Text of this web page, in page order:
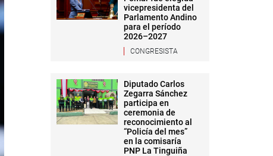
vicepresidenta del
Parlamento Andino
para el período
2026–2027
CONGRESISTA
Diputado Carlos
Zegarra Sánchez
participa en
ceremonia de
reconocimiento al
“Policía del mes”
en la comisaría
PNP La Tinguiña